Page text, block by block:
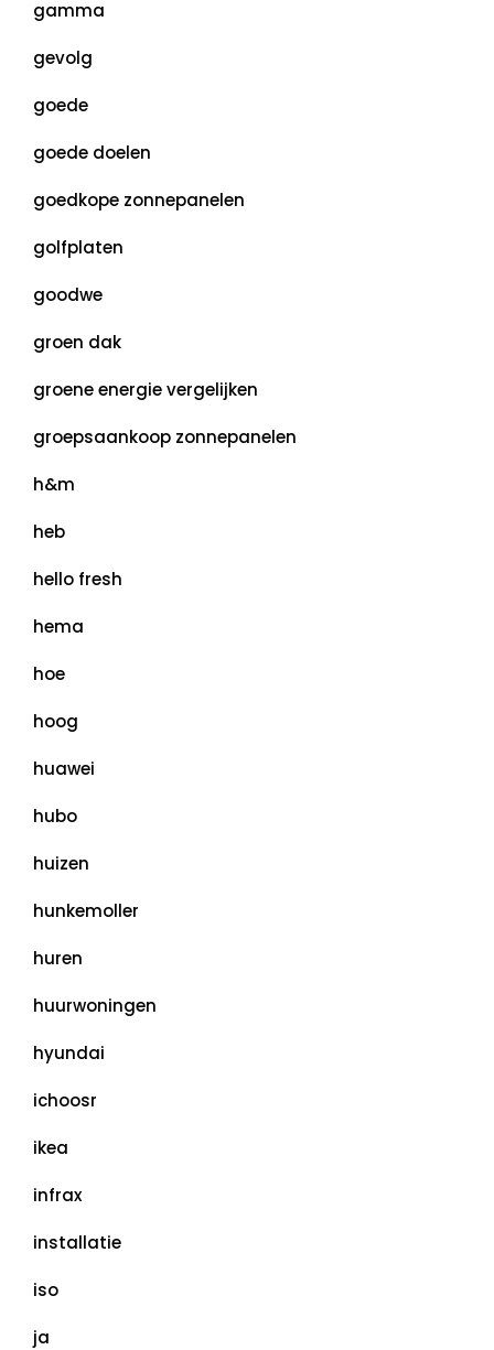
gamma
gevolg
goede
goede doelen
goedkope zonnepanelen
golfplaten
goodwe
groen dak
groene energie vergelijken
groepsaankoop zonnepanelen
h&m
heb
hello fresh
hema
hoe
hoog
huawei
hubo
huizen
hunkemoller
huren
huurwoningen
hyundai
ichoosr
ikea
infrax
installatie
iso
ja